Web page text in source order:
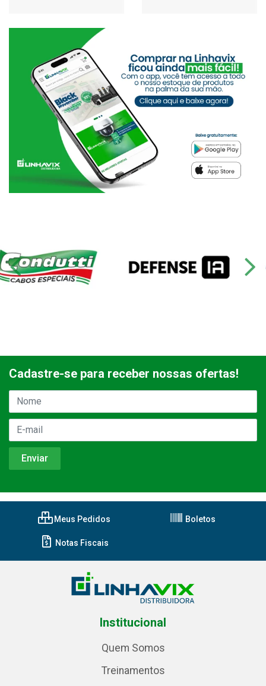
Cadastre-se para receber nossas ofertas!
Meus Pedidos Boletos
Notas Fiscais
Institucional
Quem Somos
Treinamentos